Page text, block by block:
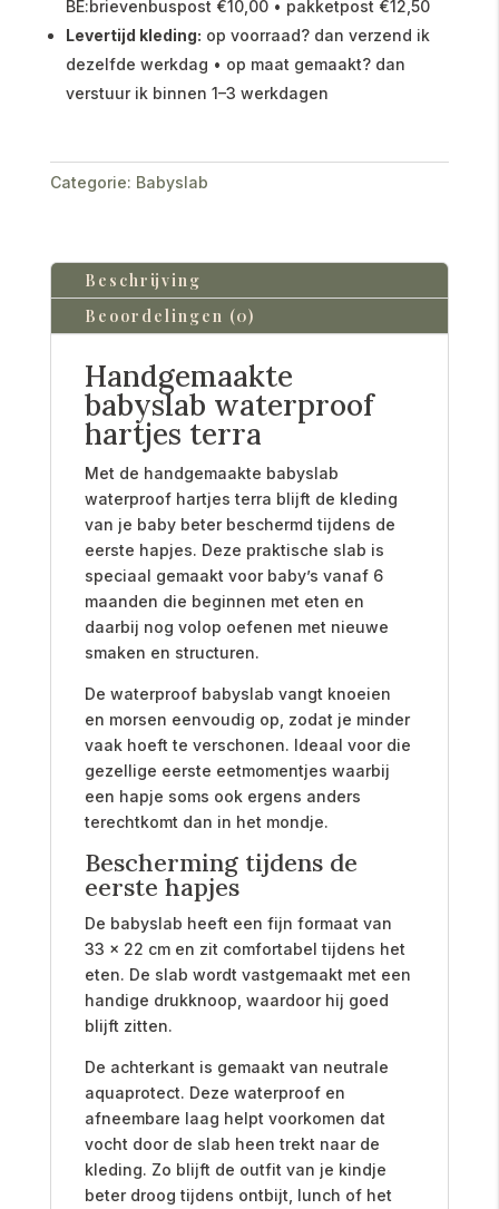
BE:brievenbuspost €10,00 • pakketpost €12,50
Levertijd kleding: op voorraad? dan verzend ik
dezelfde werkdag • op maat gemaakt? dan
verstuur ik binnen 1–3 werkdagen
Categorie: Babyslab
Beschrijving
Beoordelingen (0)
Handgemaakte
babyslab waterproof
hartjes terra
Met de handgemaakte babyslab
waterproof hartjes terra blijft de kleding
van je baby beter beschermd tijdens de
eerste hapjes. Deze praktische slab is
speciaal gemaakt voor baby’s vanaf 6
maanden die beginnen met eten en
daarbij nog volop oefenen met nieuwe
smaken en structuren.
De waterproof babyslab vangt knoeien
en morsen eenvoudig op, zodat je minder
vaak hoeft te verschonen. Ideaal voor die
gezellige eerste eetmomentjes waarbij
een hapje soms ook ergens anders
terechtkomt dan in het mondje.
Bescherming tijdens de
eerste hapjes
De babyslab heeft een fijn formaat van
33 x 22 cm en zit comfortabel tijdens het
eten. De slab wordt vastgemaakt met een
handige drukknoop, waardoor hij goed
blijft zitten.
De achterkant is gemaakt van neutrale
aquaprotect. Deze waterproof en
afneembare laag helpt voorkomen dat
vocht door de slab heen trekt naar de
kleding. Zo blijft de outfit van je kindje
beter droog tijdens ontbijt, lunch of het